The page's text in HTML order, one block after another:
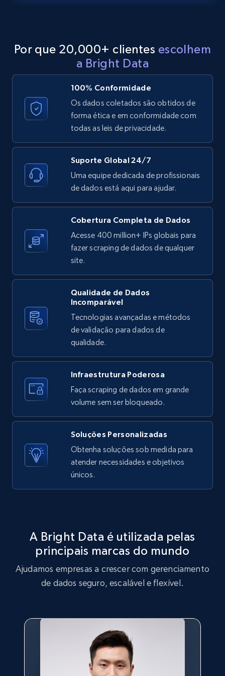
11.3K+ 1.5K+ Comece grátis
LinkedIn posts - Discover new posts
company URL
URL, ID, User id, Use url, Title, Headline, Post
text, Date posted, and more.
11.3K+
X (formerly Twitter) - Posts
ID, User posted, Name, Description, Date
posted, Photos, URL, Quoted post, and more.
X (formerly Twitter) - Posts - Collecting
Twitter posts URLs
ID, User posted, Name, Description, Date
posted, Photos, URL, Quoted post, and more.
10.4K+ 1.2K+ Comece grátis
X (formerly Twitter) - Posts - Getting x
posts by array of profiles
ID, User posted, Name, Description, Date
posted, Photos, URL, Quoted post, and more.
TikTok - Profiles
Account id, Nickname, Biography, Awg
engagement rate, Comment engagement rate,
Like engagement rate, Bio link, Predicted lang,
Por que 20,000+ clientes escolhem
a Bright Data
100% Conformidade
Os dados coletados são obtidos de
forma ética e em conformidade com
todas as leis de privacidade.
Suporte Global 24/7
Uma equipe dedicada de profissionais
de dados está aqui para ajudar.
Cobertura Completa de Dados
Acesse 400 million+ IPs globais para
fazer scraping de dados de qualquer
site.
Qualidade de Dados
Incomparável
Tecnologias avançadas e métodos
de validação para dados de
qualidade.
Infraestrutura Poderosa
Faça scraping de dados em grande
volume sem ser bloqueado.
Soluções Personalizadas
Obtenha soluções sob medida para
atender necessidades e objetivos
únicos.
A Bright Data é utilizada pelas
principais marcas do mundo
Ajudamos empresas a crescer com gerenciamento
de dados seguro, escalável e flexível.